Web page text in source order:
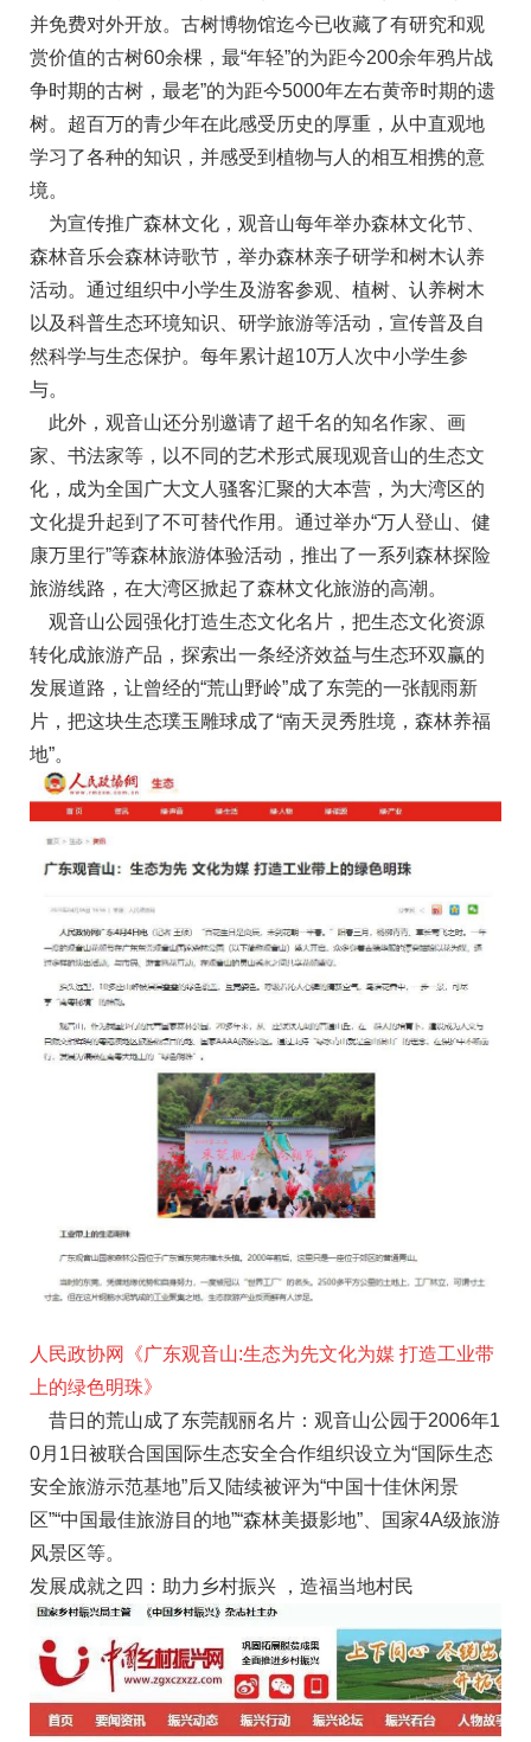
并免费对外开放。古树博物馆迄今已收藏了有研究和观
赏价值的古树60余棵，最“年轻”的为距今200余年鸦片战
争时期的古树，最老”的为距今5000年左右黄帝时期的遗
树。超百万的青少年在此感受历史的厚重，从中直观地
学习了各种的知识，并感受到植物与人的相互相携的意
境。
为宣传推广森林文化，观音山每年举办森林文化节、
森林音乐会森林诗歌节，举办森林亲子研学和树木认养
活动。通过组织中小学生及游客参观、植树、认养树木
以及科普生态环境知识、研学旅游等活动，宣传普及自
然科学与生态保护。每年累计超10万人次中小学生参
与。
此外，观音山还分别邀请了超千名的知名作家、画
家、书法家等，以不同的艺术形式展现观音山的生态文
化，成为全国广大文人骚客汇聚的大本营，为大湾区的
文化提升起到了不可替代作用。通过举办“万人登山、健
康万里行”等森林旅游体验活动，推出了一系列森林探险
旅游线路，在大湾区掀起了森林文化旅游的高潮。
观音山公园强化打造生态文化名片，把生态文化资源
转化成旅游产品，探索出一条经济效益与生态环双赢的
发展道路，让曾经的“荒山野岭”成了东莞的一张靓雨新
片，把这块生态璞玉雕球成了“南天灵秀胜境，森林养福
地”。
人民政协网《广东观音山:生态为先文化为媒 打造工业带
上的绿色明珠》
昔日的荒山成了东莞靓丽名片：观音山公园于2006年1
0月1日被联合国国际生态安全合作组织设立为“国际生态
安全旅游示范基地”后又陆续被评为“中国十佳休闲景
区”“中国最佳旅游目的地”“森林美摄影地”、国家4A级旅游
风景区等。
发展成就之四：助力乡村振兴 ，造福当地村民